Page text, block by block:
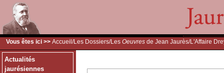
Vous êtes ici >> Accueil /Les Dossiers/Les Oeuvres de Jean Jaurès/L'Affaire
Actualités
jaurésiennes